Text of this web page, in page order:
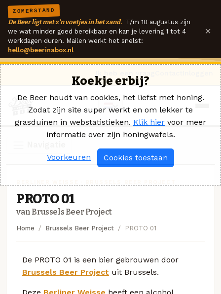
ZOMERSTAND
De Beer ligt met z'n voetjes in het zand. T/m 10 augustus zijn
we wat minder goed bereikbaar en kan je levering 1 tot 4
werkdagen duren. Mailen werkt het snelst:
hello@beerinabox.nl
×
PROTO 01
van Brussels Beer Project
Home Brussels Beer Project PROTO 01
De PROTO 01 is een bier gebrouwen door
Brussels Beer Project uit Brussels.
Deze Berliner Weisse heeft een alcohol
Koekje erbij?
De Beer houdt van cookies, het liefst met honing.
Zodat zijn site super werkt en om lekker te
grasduinen in webstatistieken. Klik hier voor meer
informatie over zijn honingwafels.
Voorkeuren Cookies toestaan